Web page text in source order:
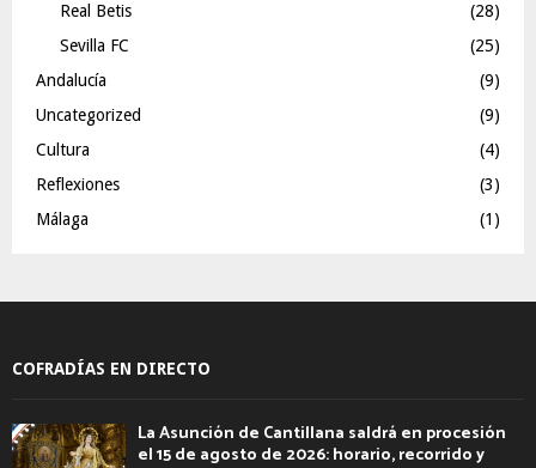
Real Betis
(28)
Sevilla FC
(25)
Andalucía
(9)
Uncategorized
(9)
Cultura
(4)
Reflexiones
(3)
Málaga
(1)
COFRADÍAS EN DIRECTO
La Asunción de Cantillana saldrá en procesión
el 15 de agosto de 2026: horario, recorrido y